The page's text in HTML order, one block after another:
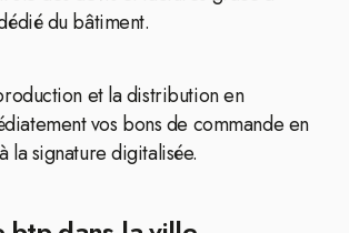
du bâtiment.
et la distribution en
vos bons de commande en
la signature digitalisée.